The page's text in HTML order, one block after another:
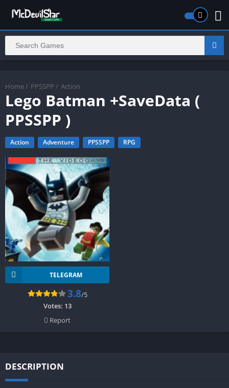
Home / PPSSPP / Action
Lego Batman +SaveData (
PPSSPP )
Action Adventure PPSSPP RPG
TELEGRAM
3.8/5
Votes: 13
Report
DESCRIPTION